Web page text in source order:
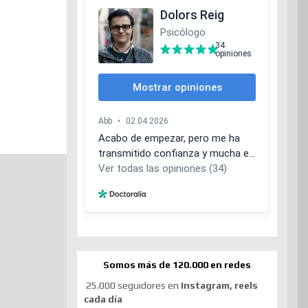
Somos más de 120.000 en redes
25.000 seguidores en Instagram, reels
cada día